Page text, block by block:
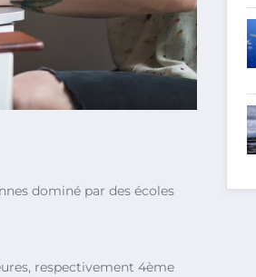
dominé par des écoles
respectivement 4ème